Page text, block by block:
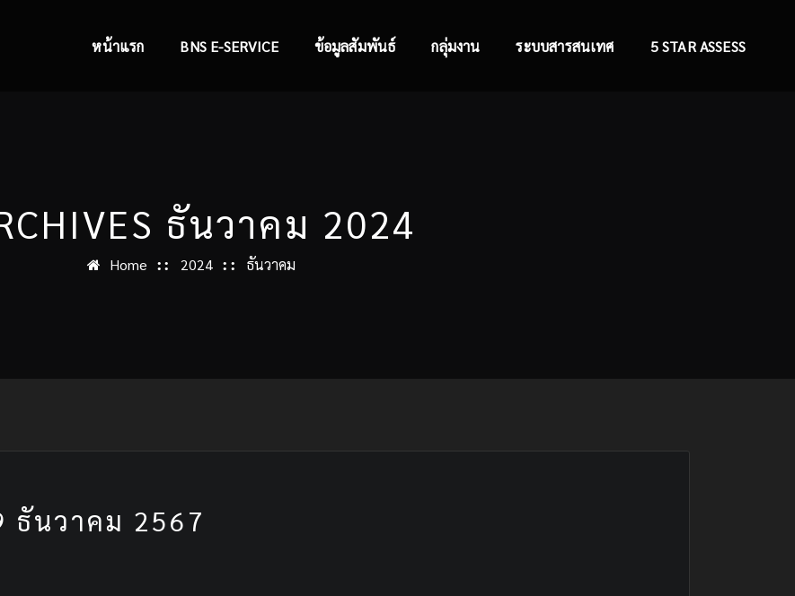
หน้าแรก BNS E-SERVICE ข้อมูลสัมพันธ์ กลุ่มงาน ระบบสารสนเทศ 5 STAR ASSESS
ธันวาคม 2024
Home 2024 ธันวาคม
ธันวาคม 2567